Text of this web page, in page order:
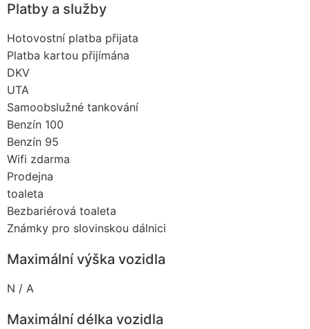
Platby a služby
Hotovostní platba přijata
Platba kartou přijímána
DKV
UTA
Samoobslužné tankování
Benzín 100
Benzín 95
Wifi zdarma
Prodejna
toaleta
Bezbariérová toaleta
Známky pro slovinskou dálnici
Maximální výška vozidla
N / A
Maximální délka vozidla